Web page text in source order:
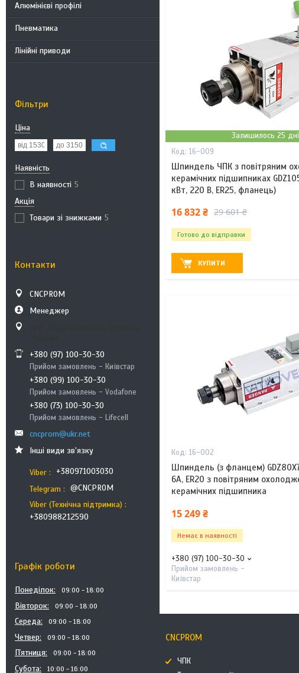
Алюмінієві профілі
Пневматика
Лінійні приводи
Фільтри
Ціна
Наявність
В наявності 5
Акція
Товари зі знижками 5
Контакти
CNCPROM
Менеджер
+380 (97) 100-30-30
Прийом замовлень - Київстар
+380 (99) 100-30-30
Прийом замовлень - Vodafone
+380 (73) 100-30-30
Прийом замовлень - Lifecell
cncprom@ukr.net
Інші види зв'язку
Viber
+380971003030
Telegram
@CNCPROM
Viber (Технічна підтримка)
+380988212590
Графік роботи
Понеділок 09:00 18:00
Вівторок 09:00 18:00
Середа 09:00 18:00
Четвер 09:00 18:00
Пʼятниця 09:00 18:00
Субота 10:00 16:00
Залишилось 25
16-009
Шпиндель ЧПК з повітряним
керамічних підшипниках
кВт, 220 В, ER25, фланець)
16 832 ₴ 29 601 ₴
Готово до відправки
КУПИТИ
16-002
Шпиндель (з фланцем)
6А, ER20 з повітряним
керамічних підшипника
15 249 ₴
Немає в наявності
+380 (97) 100-30-30
Прийом замовлень -
Київстар
CNCPROM
ЧПК